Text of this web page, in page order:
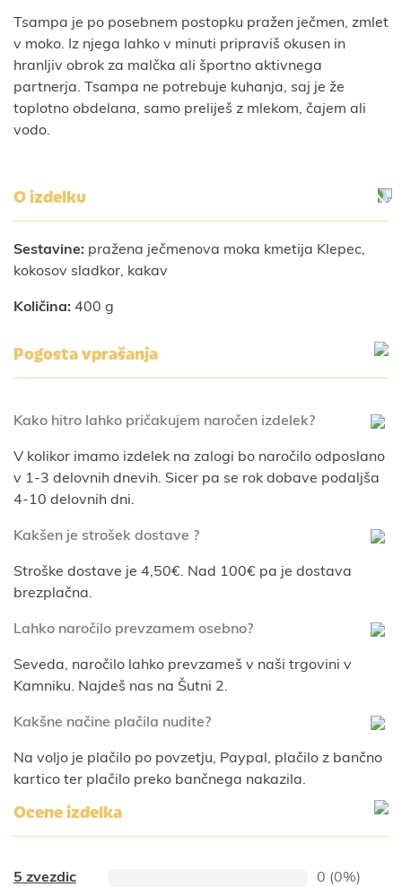
Tsampa je po posebnem postopku pražen ječmen, zmlet
v moko. Iz njega lahko v minuti pripraviš okusen in
hranljiv obrok za malčka ali športno aktivnega
partnerja. Tsampa ne potrebuje kuhanja, saj je že
toplotno obdelana, samo preliješ z mlekom, čajem ali
vodo.
O izdelku
Sestavine: pražena ječmenova moka kmetija Klepec,
kokosov sladkor, kakav
Količina: 400 g
Pogosta vprašanja
Kako hitro lahko pričakujem naročen izdelek?
V kolikor imamo izdelek na zalogi bo naročilo odposlano
v 1-3 delovnih dnevih. Sicer pa se rok dobave podaljša
4-10 delovnih dni.
Kakšen je strošek dostave ?
Stroške dostave je 4,50€. Nad 100€ pa je dostava
brezplačna.
Lahko naročilo prevzamem osebno?
Seveda, naročilo lahko prevzameš v naši trgovini v
Kamniku. Najdeš nas na Šutni 2.
Kakšne načine plačila nudite?
Na voljo je plačilo po povzetju, Paypal, plačilo z bančno
kartico ter plačilo preko bančnega nakazila.
Ocene izdelka
5 zvezdic
0 (0%)